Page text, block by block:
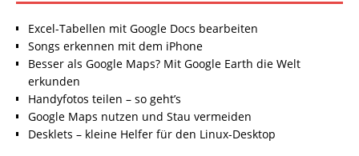
Excel-Tabellen mit Google Docs bearbeiten
Songs erkennen mit dem iPhone
Besser als Google Maps? Mit Google Earth die Welt
erkunden
Handyfotos teilen – so geht’s
Google Maps nutzen und Stau vermeiden
Desklets – kleine Helfer für den Linux-Desktop